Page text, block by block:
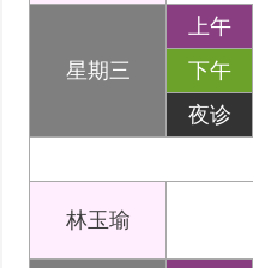
星期三
上午
下午
夜诊
林玉瑜